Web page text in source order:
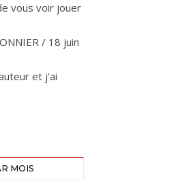
vous voir jouer
/ 18 juin
et j'ai
MOIS